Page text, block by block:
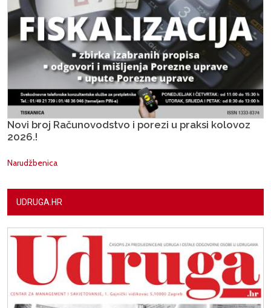
Novi broj Računovodstvo i porezi u praksi kolovoz
2026.!
Narudžbenica
UDRUGA.HR